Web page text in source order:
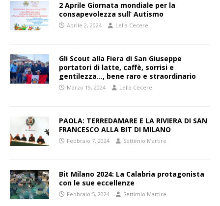
2 Aprile Giornata mondiale per la
consapevolezza sull’ Autismo
Aprile 2, 2024 Lella Cecere
Gli Scout alla Fiera di San Giuseppe
portatori di latte, caffè, sorrisi e
gentilezza…, bene raro e straordinario
Marzo 19, 2024 Lella Cecere
PAOLA: TERREDAMARE E LA RIVIERA DI SAN
FRANCESCO ALLA BIT DI MILANO
Febbraio 7, 2024 Settimio Martire
Bit Milano 2024: La Calabria protagonista
con le sue eccellenze
Febbraio 5, 2024 Settimio Martire